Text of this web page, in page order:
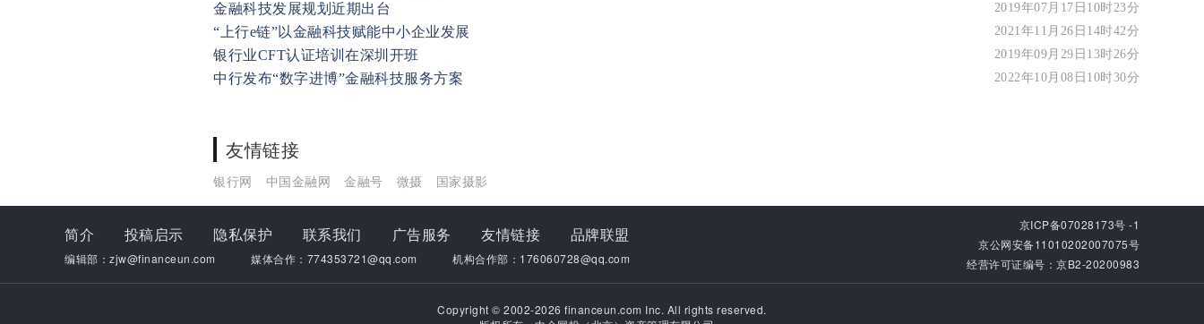
金融科技发展规划近期出台 2019年07月17日10时23分
“上行e链”以金融科技赋能中小企业发展 2021年11月26日14时42分
银行业CFT认证培训在深圳开班 2019年09月29日13时26分
中行发布“数字进博”金融科技服务方案 2022年10月08日10时30分
友情链接
银行网 中国金融网 金融号 微摄 国家摄影
简介 投稿启示 隐私保护 联系我们 广告服务 友情链接 品牌联盟
编辑部：zjw@financeun.com 媒体合作：774353721@qq.com 机构合作部：176060728@qq.com
京ICP备07028173号 -1
京公网安备11010202007075号
经营许可证编号：京B2-20200983
Copyright © 2002-2026 financeun.com Inc. All rights reserved.